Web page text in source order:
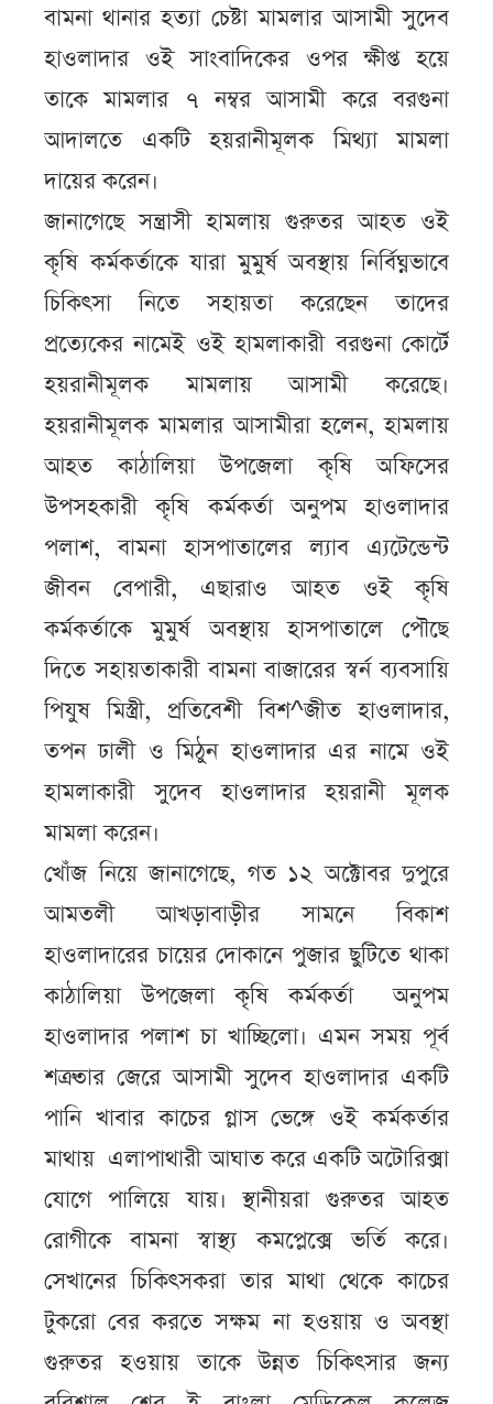
বামনা থানার হত্যা চেষ্টা মামলার আসামী সুদেব
হাওলাদার ওই সাংবাদিকের ওপর ক্ষীপ্ত হয়ে
তাকে মামলার ৭ নম্বর আসামী করে বরগুনা
আদালতে একটি হয়রানীমূলক মিথ্যা মামলা
দায়ের করেন।
জানাগেছে সন্ত্রাসী হামলায় গুরুতর আহত ওই
কৃষি কর্মকর্তাকে যারা মুমুর্ষ অবস্থায় নির্বিঘ্নভাবে
চিকিৎসা নিতে সহায়তা করেছেন তাদের
প্রত্যেকের নামেই ওই হামলাকারী বরগুনা কোর্টে
হয়রানীমূলক মামলায় আসামী করেছে।
হয়রানীমূলক মামলার আসামীরা হলেন, হামলায়
আহত কাঠালিয়া উপজেলা কৃষি অফিসের
উপসহকারী কৃষি কর্মকর্তা অনুপম হাওলাদার
পলাশ, বামনা হাসপাতালের ল্যাব এ্যটেন্ডেন্ট
জীবন বেপারী, এছারাও আহত ওই কৃষি
কর্মকর্তাকে মুমুর্ষ অবস্থায় হাসপাতালে পৌছে
দিতে সহায়তাকারী বামনা বাজারের স্বর্ন ব্যবসায়ি
পিযুষ মিস্ত্রী, প্রতিবেশী বিশ^জীত হাওলাদার,
তপন ঢালী ও মিঠুন হাওলাদার এর নামে ওই
হামলাকারী সুদেব হাওলাদার হয়রানী মূলক
মামলা করেন।
খোঁজ নিয়ে জানাগেছে, গত ১২ অক্টোবর দুপুরে
আমতলী আখড়াবাড়ীর সামনে বিকাশ
হাওলাদারের চায়ের দোকানে পুজার ছুটিতে থাকা
কাঠালিয়া উপজেলা কৃষি কর্মকর্তা অনুপম
হাওলাদার পলাশ চা খাচ্ছিলো। এমন সময় পূর্ব
শত্রুতার জেরে আসামী সুদেব হাওলাদার একটি
পানি খাবার কাচের গ্লাস ভেঙ্গে ওই কর্মকর্তার
মাথায় এলাপাথারী আঘাত করে একটি অটোরিক্সা
যোগে পালিয়ে যায়। স্থানীয়রা গুরুতর আহত
রোগীকে বামনা স্বাস্থ্য কমপ্লেক্সে ভর্তি করে।
সেখানের চিকিৎসকরা তার মাথা থেকে কাচের
টুকরো বের করতে সক্ষম না হওয়ায় ও অবস্থা
গুরুতর হওয়ায় তাকে উন্নত চিকিৎসার জন্য